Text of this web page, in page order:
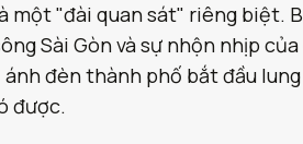
một "đài quan sát" riêng biệt.
Sài Gòn và sự nhộn nhịp của
đèn thành phố bắt đầu
được.